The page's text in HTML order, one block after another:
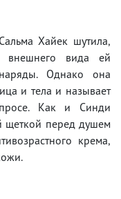
Хайек шутила,
внешнего вида ей
Однако она
и тела и называет
Как и Синди
щеткой перед душем
крема,